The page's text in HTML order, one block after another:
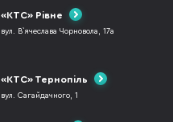
«КТС» Рівне
вул. В`ячеслава Чорновола, 17а
«КТС» Тернопіль
вул. Сагайдачного, 1